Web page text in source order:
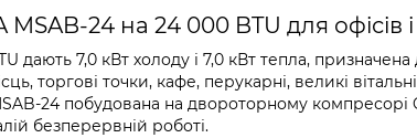
24 на 24 000 BTU для
дають 7,0 кВт холоду і 7,0 кВт тепла,
торгові точки, кафе, перукарні, великі
24 побудована на двороторному компресорі
безперервній роботі.